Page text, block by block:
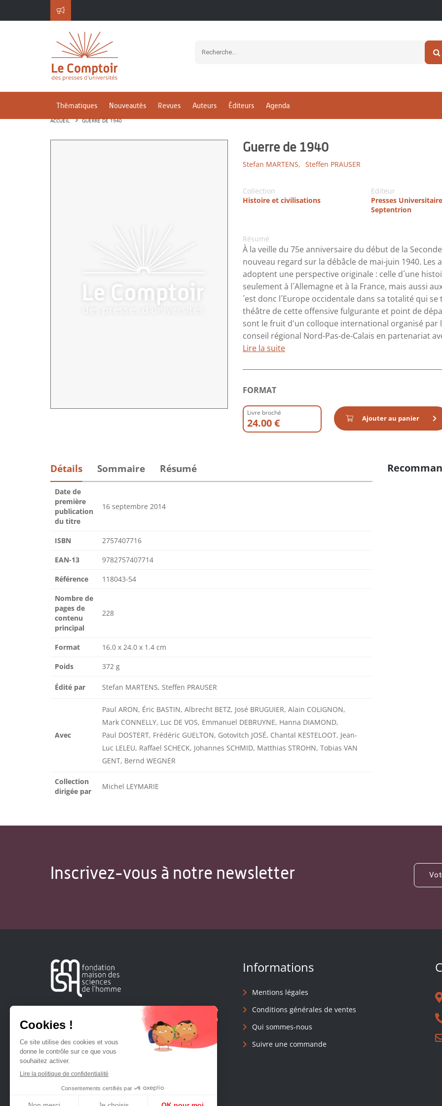
Thématiques Nouveautés Revues Auteurs Éditeurs Agenda
ACCUEIL GUERRE DE 1940
Guerre de 1940
Stefan MARTENS, Steffen PRAUSER
Collection
Histoire et civilisations
Editeur
Presses
Septentrion
Résumé
À la veille du 75e anniversaire du début de la
nouveau regard sur la débâcle de mai-juin 1940.
adoptent une perspective originale : celle d´une
seulement à l´Allemagne et à la France, mais aussi
´est donc l´Europe occidentale dans sa totalité qui
théâtre de cette offensive fulgurante et point de
sont le fruit d'un colloque international organisé par
conseil régional Nord-Pas-de-Calais en partenariat
Lire la suite
FORMAT
Livre broché
24.00 € Ajouter au panier
Détails Sommaire Résumé
Date de
première
publication
du titre
16 septembre 2014
ISBN 2757407716
EAN-13 9782757407714
Référence 118043-54
Nombre de
pages de
contenu
principal
228
Format 16.0 x 24.0 x 1.4 cm
Poids 372 g
Édité par Stefan MARTENS, Steffen PRAUSER
Avec
Paul ARON, Éric BASTIN, Albrecht BETZ, José BRUGUIER, Alain COLIGNON,
Mark CONNELLY, Luc DE VOS, Emmanuel DEBRUYNE, Hanna DIAMOND,
Paul DOSTERT, Frédéric GUELTON, Gotovitch JOSÉ, Chantal KESTELOOT, Jean-
Luc LELEU, Raffael SCHECK, Johannes SCHMID, Matthias STROHN, Tobias VAN
GENT, Bernd WEGNER
Collection
dirigée par
Michel LEYMARIE
Inscrivez-vous à notre newsletter
Créée en 1963, la Fondation Maison Sciences de l'Homme
soutient la recherche et la diffusion des connaissances en
sciences humaines et sociales.
Informations
Mentions légales
Conditions générales de ventes
Qui sommes-nous
Suivre une commande